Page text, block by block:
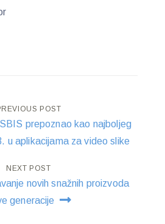
POST
prepoznao kao najboljeg
u aplikacijama za video slike
NEXT POST
novih snažnih proizvoda
generacije